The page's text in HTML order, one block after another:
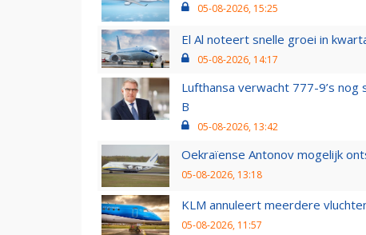
05-08-2026, 15:25
El Al noteert snelle groei in
05-08-2026, 14:17
Lufthansa verwacht 777-9’s
B
05-08-2026, 13:42
Oekraïense Antonov mogelijk
05-08-2026, 13:18
KLM annuleert meerdere
05-08-2026, 11:57